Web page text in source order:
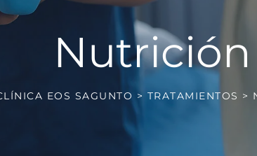
Nutrición
EOS SAGUNTO > TRATAMIENTOS >